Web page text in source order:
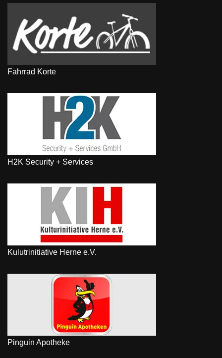
Fahrrad Korte
H2K Security + Services
Kulutrinitiative Herne e.V.
Pinguin Apotheke